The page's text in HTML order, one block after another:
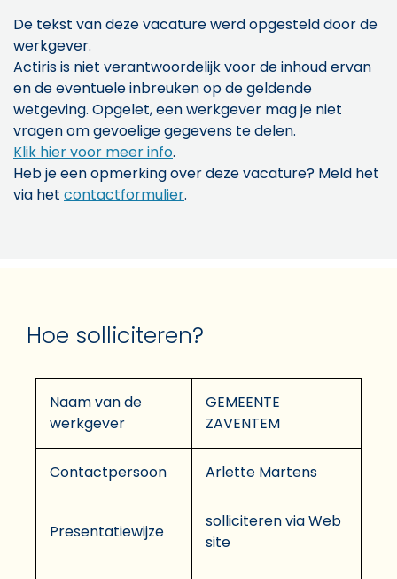
De tekst van deze vacature werd opgesteld door de
werkgever.
Actiris is niet verantwoordelijk voor de inhoud ervan
en de eventuele inbreuken op de geldende
wetgeving. Opgelet, een werkgever mag je niet
vragen om gevoelige gegevens te delen.
Klik hier voor meer info.
Heb je een opmerking over deze vacature? Meld het
via het contactformulier.
Hoe solliciteren?
Naam van de
werkgever
GEMEENTE
ZAVENTEM
Contactpersoon Arlette Martens
Presentatiewijze
solliciteren via Web
site